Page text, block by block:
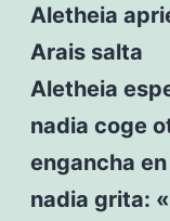
Aletheia
Arais salta
Aletheia
nadia coge
engancha
nadia grita: